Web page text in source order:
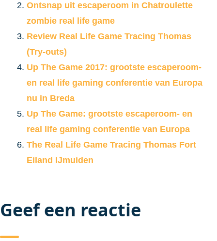
Ontsnap uit escaperoom in Chatroulette
zombie real life game
Review Real Life Game Tracing Thomas
(Try-outs)
Up The Game 2017: grootste escaperoom-
en real life gaming conferentie van Europa
nu in Breda
Up The Game: grootste escaperoom- en
real life gaming conferentie van Europa
The Real Life Game Tracing Thomas Fort
Eiland IJmuiden
Geef een reactie